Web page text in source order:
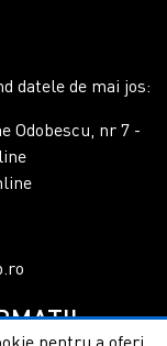
datele de mai jos:
Odobescu, nr 7 -
pentru a oferi